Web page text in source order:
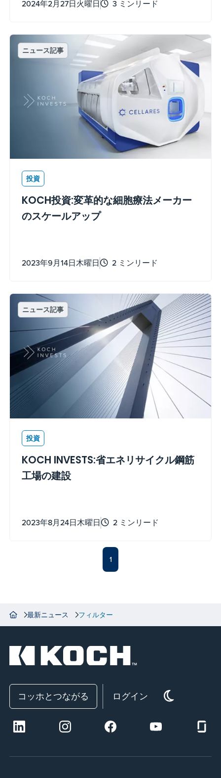
測しようとしています。デジタルツインの
ルリスクの低減、製品の市場投入までの時
間短縮に寄与します。
2024年2月27日火曜日 3 ミンリード
ニュース記事
投資
KOCH投資:変革的な細胞療法メーカー
のスケールアップ
2023年9月14日木曜日 2 ミンリード
ニュース記事
投資
KOCH INVESTS:省エネリサイクル鋼筋
工場の建設
2023年8月24日木曜日 2 ミンリード
1
最新ニュース フィルター
コッホとつながる ログイン